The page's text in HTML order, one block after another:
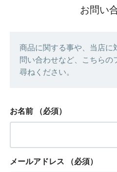
お問い
商品に関する事や、当店に
問い合わせなど、こちらの
尋ねください。
お名前 （必須）
メールアドレス （必須）